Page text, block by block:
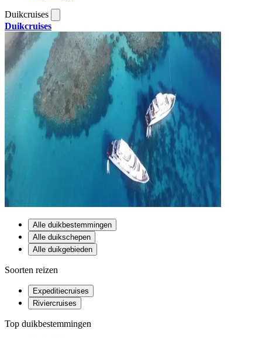
Duikcruises
Duikcruises
Alle duikbestemmingen
Alle duikschepen
Alle duikgebieden
Soorten reizen
Expeditiecruises
Riviercruises
Top duikbestemmingen